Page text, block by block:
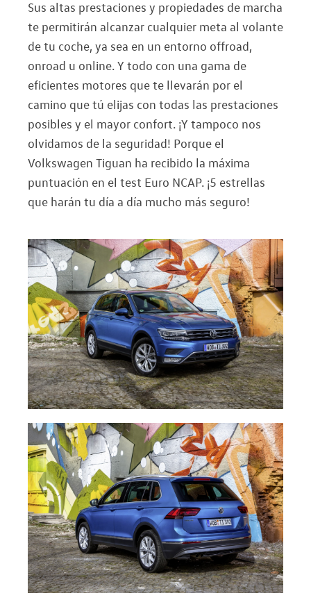
Sus altas prestaciones y propiedades de marcha
te permitirán alcanzar cualquier meta al volante
de tu coche, ya sea en un entorno offroad,
onroad u online. Y todo con una gama de
eficientes motores que te llevarán por el
camino que tú elijas con todas las prestaciones
posibles y el mayor confort. ¡Y tampoco nos
olvidamos de la seguridad! Porque el
Volkswagen Tiguan ha recibido la máxima
puntuación en el test Euro NCAP. ¡5 estrellas
que harán tu día a día mucho más seguro!